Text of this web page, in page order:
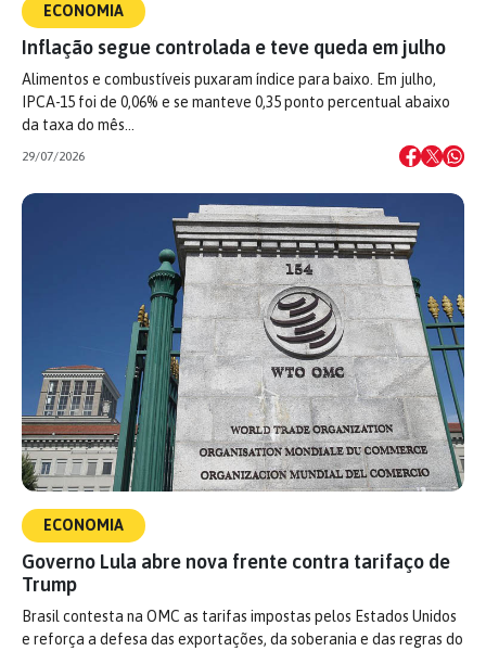
ECONOMIA
Inflação segue controlada e teve queda em julho
Alimentos e combustíveis puxaram índice para baixo. Em julho,
IPCA-15 foi de 0,06% e se manteve 0,35 ponto percentual abaixo
da taxa do mês…
29/07/2026
ECONOMIA
Governo Lula abre nova frente contra tarifaço de
Trump
Brasil contesta na OMC as tarifas impostas pelos Estados Unidos
e reforça a defesa das exportações, da soberania e das regras do